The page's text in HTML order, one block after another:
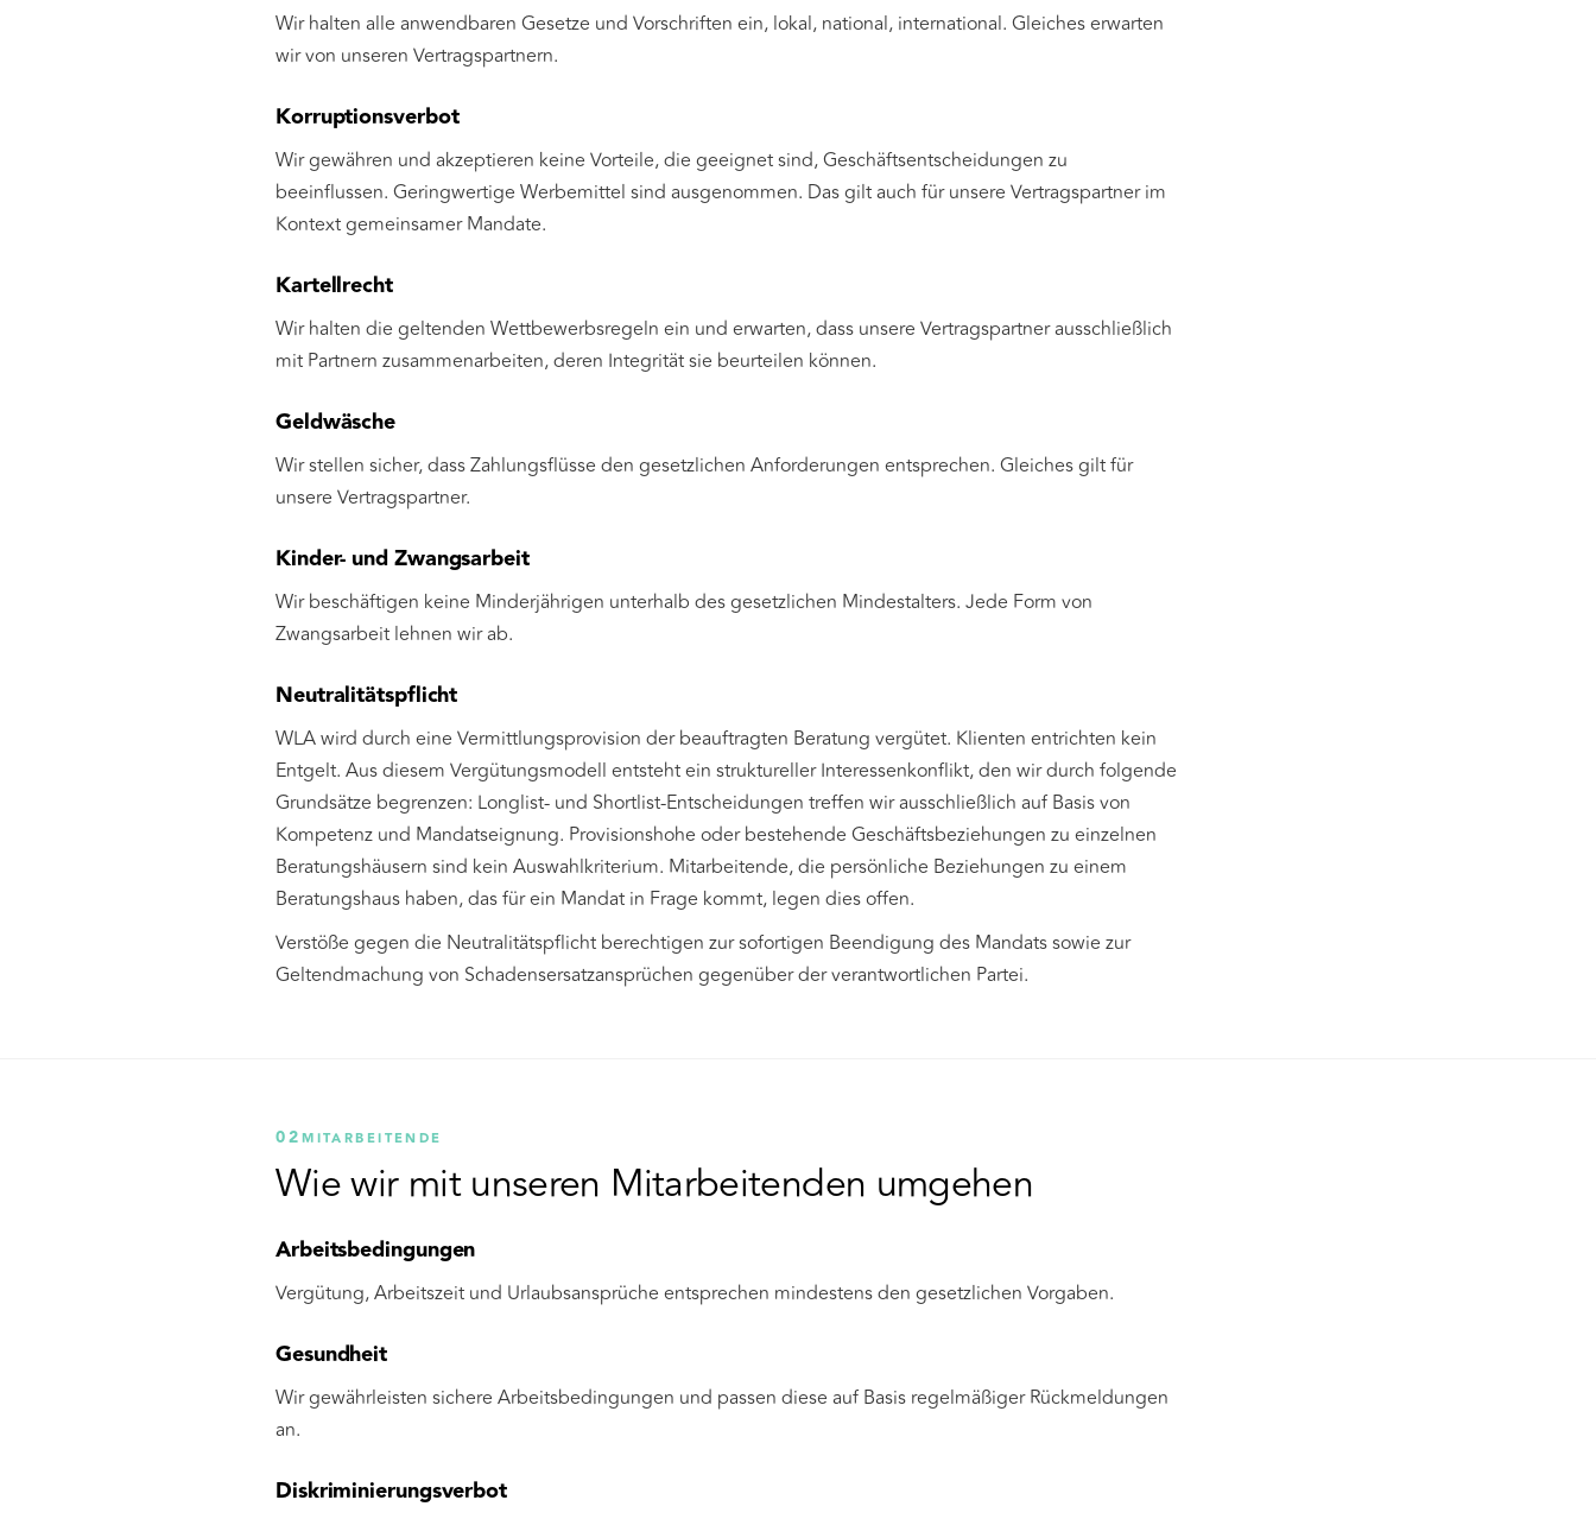
Wir halten alle anwendbaren Gesetze und Vorschriften ein, lokal, national, international. Gleiches erwarten
wir von unseren Vertragspartnern.
Korruptionsverbot
Wir gewähren und akzeptieren keine Vorteile, die geeignet sind, Geschäftsentscheidungen zu
beeinflussen. Geringwertige Werbemittel sind ausgenommen. Das gilt auch für unsere Vertragspartner im
Kontext gemeinsamer Mandate.
Kartellrecht
Wir halten die geltenden Wettbewerbsregeln ein und erwarten, dass unsere Vertragspartner ausschließlich
mit Partnern zusammenarbeiten, deren Integrität sie beurteilen können.
Geldwäsche
Wir stellen sicher, dass Zahlungsflüsse den gesetzlichen Anforderungen entsprechen. Gleiches gilt für
unsere Vertragspartner.
Kinder- und Zwangsarbeit
Wir beschäftigen keine Minderjährigen unterhalb des gesetzlichen Mindestalters. Jede Form von
Zwangsarbeit lehnen wir ab.
Neutralitätspflicht
WLA wird durch eine Vermittlungsprovision der beauftragten Beratung vergütet. Klienten entrichten kein
Entgelt. Aus diesem Vergütungsmodell entsteht ein struktureller Interessenkonflikt, den wir durch folgende
Grundsätze begrenzen: Longlist- und Shortlist-Entscheidungen treffen wir ausschließlich auf Basis von
Kompetenz und Mandatseignung. Provisionshohe oder bestehende Geschäftsbeziehungen zu einzelnen
Beratungshäusern sind kein Auswahlkriterium. Mitarbeitende, die persönliche Beziehungen zu einem
Beratungshaus haben, das für ein Mandat in Frage kommt, legen dies offen.
Verstöße gegen die Neutralitätspflicht berechtigen zur sofortigen Beendigung des Mandats sowie zur
Geltendmachung von Schadensersatzansprüchen gegenüber der verantwortlichen Partei.
02MITARBEITENDE
Wie wir mit unseren Mitarbeitenden umgehen
Arbeitsbedingungen
Vergütung, Arbeitszeit und Urlaubsansprüche entsprechen mindestens den gesetzlichen Vorgaben.
Gesundheit
Wir gewährleisten sichere Arbeitsbedingungen und passen diese auf Basis regelmäßiger Rückmeldungen
an.
Diskriminierungsverbot